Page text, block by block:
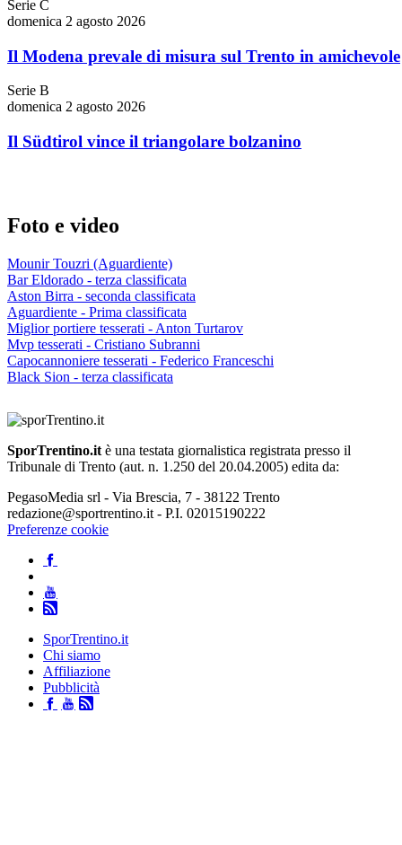
Serie C
domenica 2 agosto 2026
Il Modena prevale di misura sul Trento in amichevole
Serie B
domenica 2 agosto 2026
Il Südtirol vince il triangolare bolzanino
Foto e video
Mounir Touzri (Aguardiente)
Bar Eldorado - terza classificata
Aston Birra - seconda classificata
Aguardiente - Prima classificata
Miglior portiere tesserati - Anton Turtarov
Mvp tesserati - Cristiano Subranni
Capocannoniere tesserati - Federico Franceschi
Black Sion - terza classificata
SporTrentino.it è una testata giornalistica registrata presso il
Tribunale di Trento (aut. n. 1.250 del 20.04.2005) edita da:
PegasoMedia srl - Via Brescia, 7 - 38122 Trento
redazione@sportrentino.it - P.I. 02015190222
Preferenze cookie
SporTrentino.it
Chi siamo
Affiliazione
Pubblicità